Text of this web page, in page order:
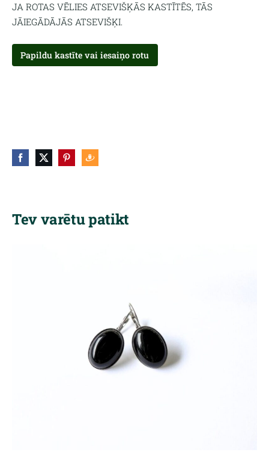
JA ROTAS VĒLIES ATSEVIŠĶĀS KASTĪTĒS, TĀS
JĀIEGĀDĀJĀS ATSEVIŠĶI.
Papildu kastīte vai iesaiņo rotu
Tev varētu patikt